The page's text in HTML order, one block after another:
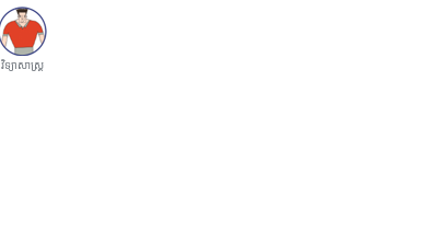
វិទ្យាសាស្រ្ត